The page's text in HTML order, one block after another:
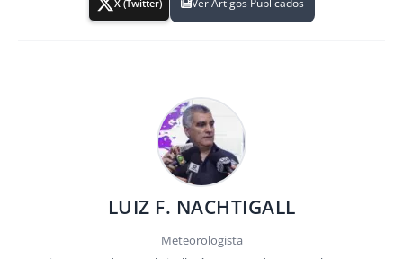
X (Twitter) Ver Artigos Publicados
LUIZ F. NACHTIGALL
Meteorologista